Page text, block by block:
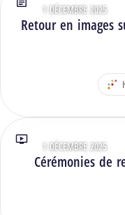
Retour en images
Type : Articles
1 DÉCEMBRE 2025
Cérémonies de
Type : Vidéos
1 DÉCEMBRE 2025